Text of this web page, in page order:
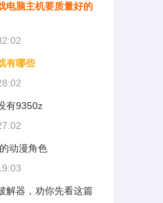
电脑主机要质量好的
有哪些
有9350z
动漫角色
解器，劝你先看这篇